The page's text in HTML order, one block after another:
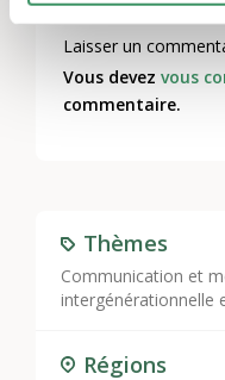
Thèmes
Communication et
intergénérationnelle
Régions
Laisser un
Vous devezvous
commentaire.